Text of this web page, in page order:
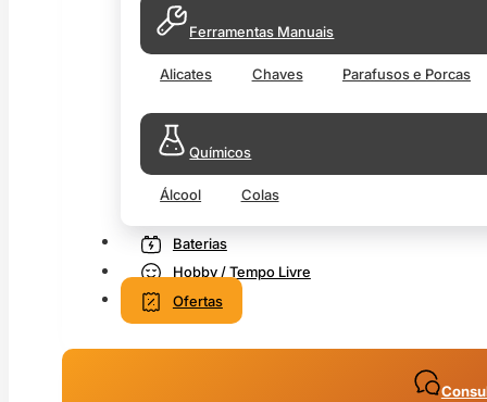
Ferramentas Manuais
Alicates Chaves Parafusos e Porcas
Químicos
Álcool Colas
Baterias
Hobby / Tempo Livre
Ofertas